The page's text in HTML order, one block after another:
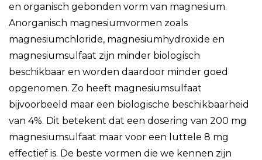
en organisch gebonden vorm van magnesium.
Anorganisch magnesiumvormen zoals
magnesiumchloride, magnesiumhydroxide en
magnesiumsulfaat zijn minder biologisch
beschikbaar en worden daardoor minder goed
opgenomen. Zo heeft magnesiumsulfaat
bijvoorbeeld maar een biologische beschikbaarheid
van 4%. Dit betekent dat een dosering van 200 mg
magnesiumsulfaat maar voor een luttele 8 mg
effectief is. De beste vormen die we kennen zijn